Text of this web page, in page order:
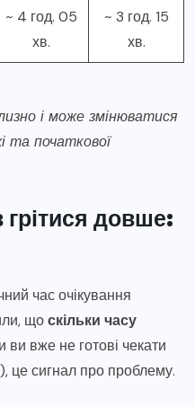
~ 4 год. 05
хв.
~ 3 год. 15
хв.
і може змінюватися
та початкової
довше:
час очікування
щоскільки часу
ви вже не готові чекати
це сигнал про проблему.